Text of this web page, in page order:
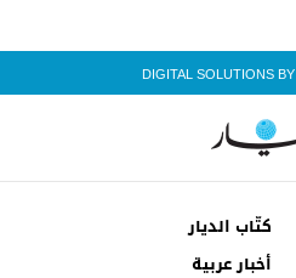
DIGITAL SOLUTIONS BY
كتّاب الديار
أخبار عربية